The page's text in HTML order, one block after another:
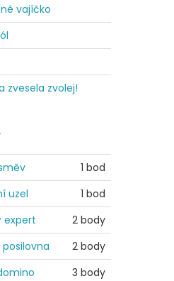
vajíčko
zvesela zvolej!
1 bod
uzel
1 bod
expert
2 body
2 body
3 body